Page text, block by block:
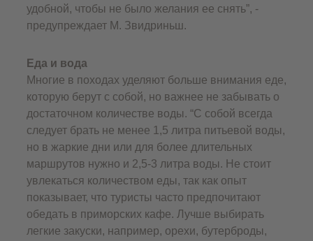
удобной, чтобы не было желания ее снять”, -
предупреждает М. Звидриньш.
Еда и вода
Многие в походах уделяют больше внимания еде,
которую берут с собой, но важнее не забывать о
достаточном количестве воды. “С собой всегда
следует брать не менее 1,5 литра питьевой воды,
но в жаркие дни или для более длительных
маршрутов нужно и 2,5-3 литра воды. Не стоит
увлекаться количеством еды, так как опыт
показывает, что туристы часто предпочитают
обедать в приморских кафе. Лучше выбирать
легкие закуски, например, орехи, бутерброды,